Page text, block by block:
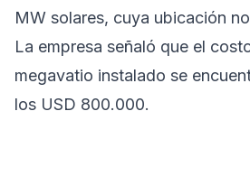
MW solares, cuya ubicación
La empresa señaló que el
megavatio instalado se
los USD 800.000.